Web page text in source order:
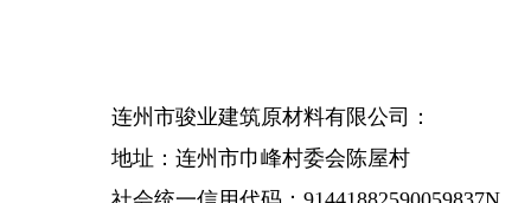
连州市骏业建筑原材料有限公司：
地址：连州市巾峰村委会陈屋村